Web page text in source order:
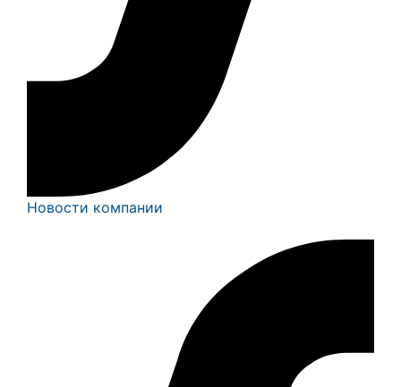
Новости компании